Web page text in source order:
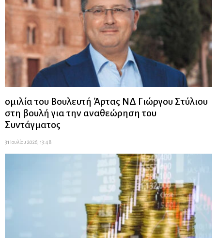
ομιλία του Βουλευτή Άρτας ΝΔ Γιώργου Στύλιου
στη βουλή για την αναθεώρηση του
Συντάγματος
31 Ιουλίου 2026, 13:48